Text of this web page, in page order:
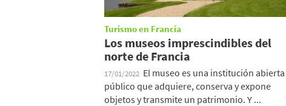
Turismo en Francia
Los museos imprescindibles del
norte de Francia
17/01/2022 El museo es una institución abierta
público que adquiere, conserva y expone
objetos y transmite un patrimonio. Y ...